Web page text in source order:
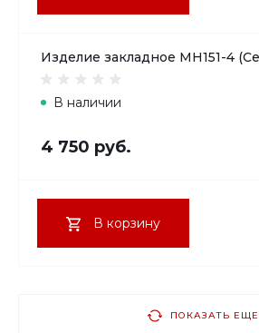
Изделие закладное МН151-4
В наличии
4 750 руб.
В корзину
ПОКАЗАТЬ ЕЩЕ